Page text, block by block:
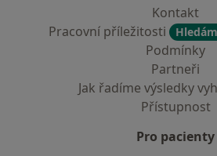
Kontakt
Pracovní příležitosti
Podmínky
Partneři
Jak řadíme výsledky
Přístupnost
Pro pacienty